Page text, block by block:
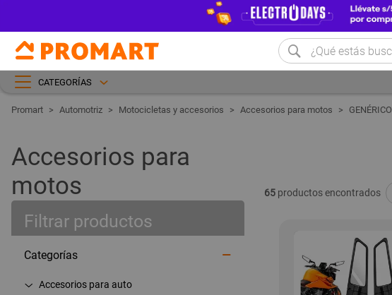
CATEGORÍAS
Automotriz Motocicletas y accesorios Accesorios para motos GENÉRICO
Accesorios para
motos
Filtrar productos
Categorías
Accesorios para auto
65 productos encontrados